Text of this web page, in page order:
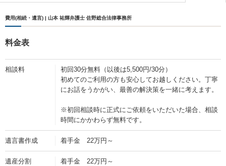
費用(相続・遺言) | 山本 祐輝弁護士 佐野総合法律事務所
料金表
相談料
初回30分無料（以後は5,500円/30分）
初めてのご利用の方も安心してお越しください。丁寧
にお話をうかがい、最善の解決策を一緒に考えます。
※初回相談時に正式にご依頼をいただいた場合、相談
時間にかかわらず無料です。
遺言書作成 着手金 22万円～
遺産分割
着手金 22万円～